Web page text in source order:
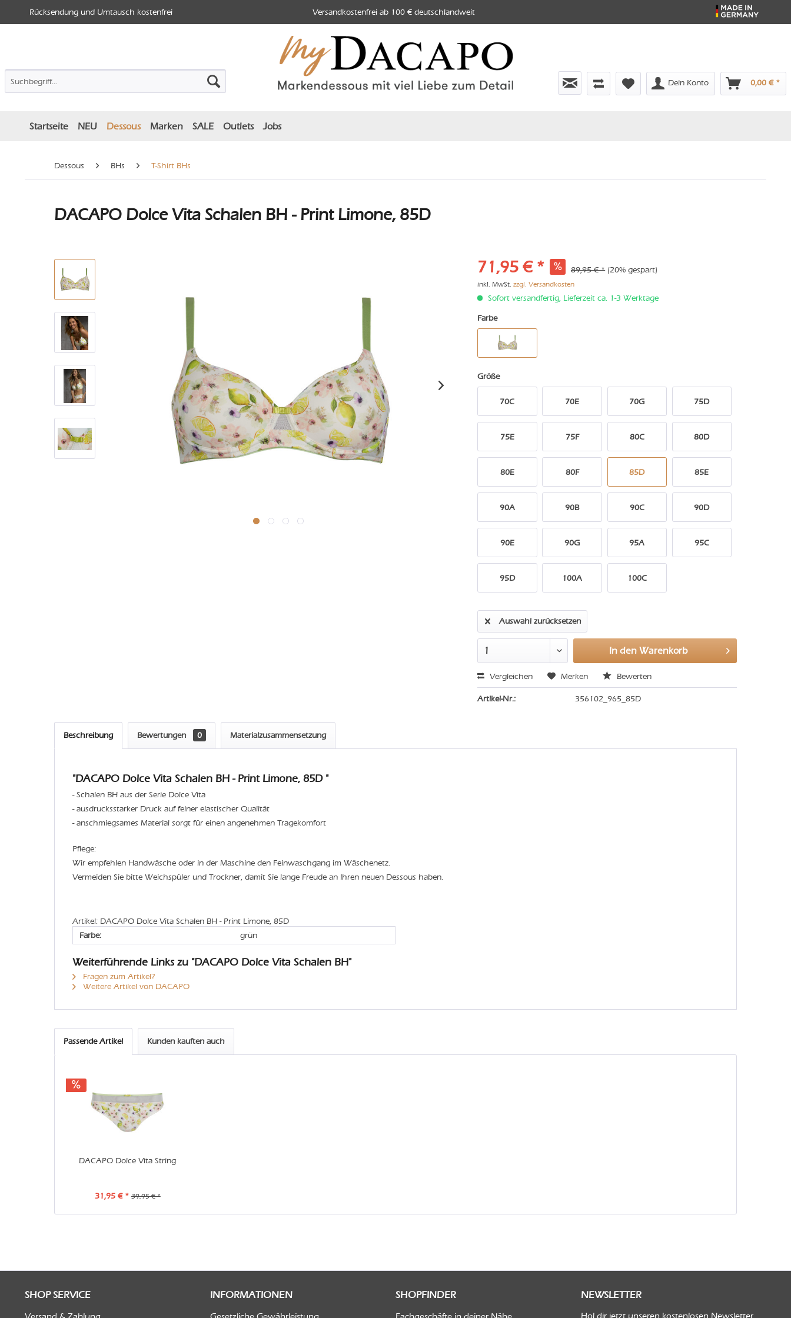
Rücksendung und Umtausch kostenfrei Versandkostenfrei ab 100 € deutschlandweit
Dein Konto 0,00 € *
Startseite NEU Dessous Marken SALE Outlets Jobs
Dessous BHs T-Shirt BHs
DACAPO Dolce Vita Schalen BH - Print Limone, 85D
71,95 € * 89,95 € * (20% gespart)
inkl. MwSt.zzgl. Versandkosten
Sofort versandfertig, Lieferzeit ca. 1-3 Werktage
Farbe
Größe
70C 70E 70G 75D
75E 75F 80C 80D
80E 80F 85D 85E
90A 90B 90C 90D
90E 90G 95A 95C
95D 100A 100C
Auswahl zurücksetzen
In den Warenkorb
Vergleichen Merken Bewerten
Artikel-Nr.: 356102_965_85D
Beschreibung Bewertungen 0 Materialzusammensetzung
"DACAPO Dolce Vita Schalen BH - Print Limone, 85D "
- Schalen BH aus der Serie Dolce Vita
- ausdrucksstarker Druck auf feiner elastischer Qualität
- anschmiegsames Material sorgt für einen angenehmen Tragekomfort
Pflege:
Wir empfehlen Handwäsche oder in der Maschine den Feinwaschgang im Wäschenetz.
Vermeiden Sie bitte Weichspüler und Trockner, damit Sie lange Freude an Ihren neuen Dessous haben.
Artikel: DACAPO Dolce Vita Schalen BH - Print Limone, 85D
Farbe:
grün
Weiterführende Links zu "DACAPO Dolce Vita Schalen BH"
Fragen zum Artikel?
Weitere Artikel von DACAPO
Passende Artikel Kunden kauften auch
DACAPO Dolce Vita String
31,95 € * 39,95 € *
SHOP SERVICE INFORMATIONEN SHOPFINDER NEWSLETTER
Hol dir jetzt unseren kostenlosen Newsletter